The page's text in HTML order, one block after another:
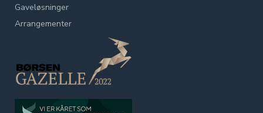
Gaveløsninger
Arrangementer